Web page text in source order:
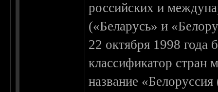
российских и
(«Беларусь» и
22 октября 1998 года
классификатор
название